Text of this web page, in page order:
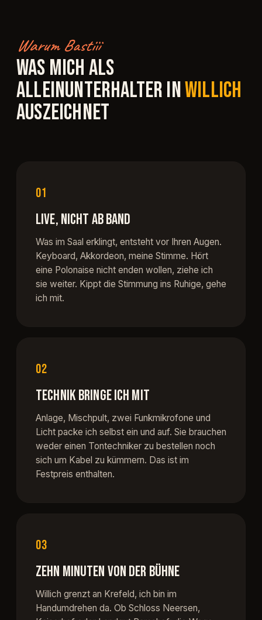
Warum Bastiii
WAS MICH ALS
ALLEINUNTERHALTER INWILLICH
AUSZEICHNET
01
LIVE, NICHT AB BAND
Was im Saal erklingt, entsteht vor Ihren Augen.
Keyboard, Akkordeon, meine Stimme. Hört
eine Polonaise nicht enden wollen, ziehe ich
sie weiter. Kippt die Stimmung ins Ruhige, gehe
ich mit.
02
TECHNIK BRINGE ICH MIT
Anlage, Mischpult, zwei Funkmikrofone und
Licht packe ich selbst ein und auf. Sie brauchen
weder einen Tontechniker zu bestellen noch
sich um Kabel zu kümmern. Das ist im
Festpreis enthalten.
03
ZEHN MINUTEN VON DER BÜHNE
Willich grenzt an Krefeld, ich bin im
Handumdrehen da. Ob Schloss Neersen,